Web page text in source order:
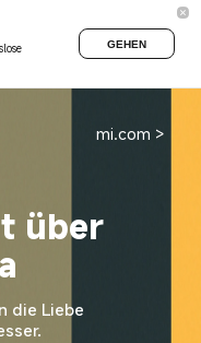
GEHEN
mi.com >
über
die Liebe